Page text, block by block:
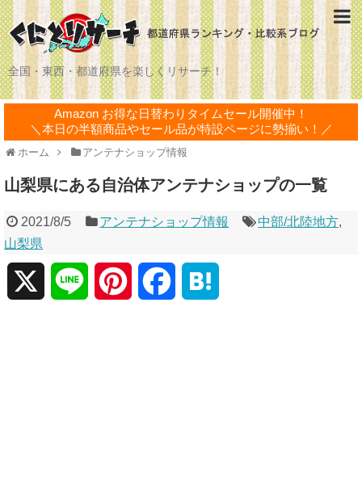
全国・東西・都道府県を楽しくリサーチ！
Amazon お得な日替わりタイムセール開催中！
＼本日の半額商品やセール品が特設ページに勢揃い！／
ホーム アンテナショップ情報
山梨県にある自治体アンテナショップの一覧
2021/8/5 アンテナショップ情報 中部/北陸地方,
山梨県